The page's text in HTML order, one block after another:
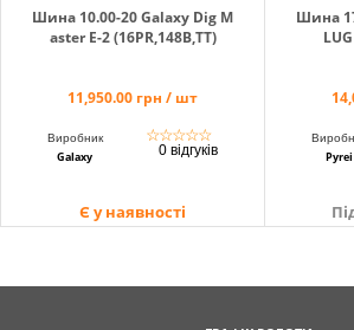
302
по Україні
733 0
+38 (093) 733
Шина 10.00-20 Galaxy Dig M
aster E-2 (16PR,148B,TT)
11,950.00 грн / шт
Виробник
Galaxy
☆☆☆☆☆
0 відгуків
Є у наявності
Шина
Pyrei